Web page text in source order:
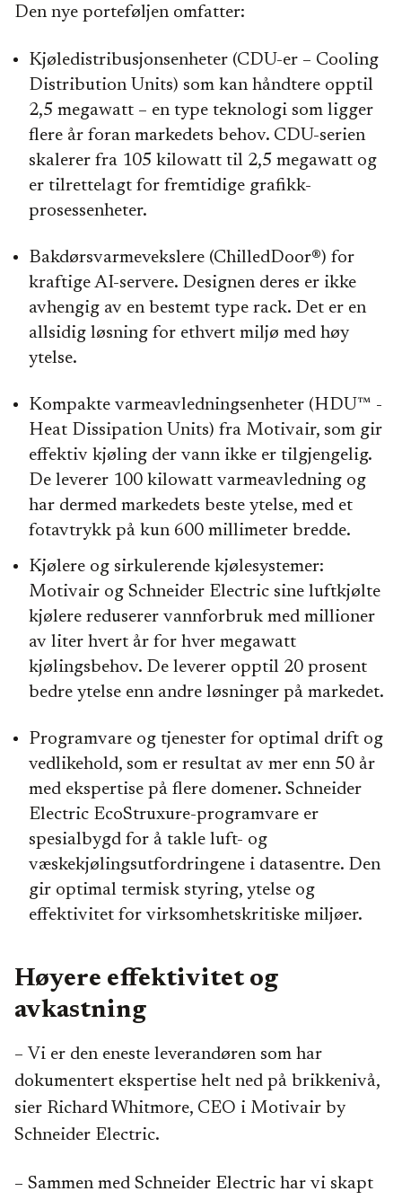
Den nye porteføljen omfatter:
Kjøledistribusjonsenheter (CDU-er – Cooling
Distribution Units) som kan håndtere opptil
2,5 megawatt – en type teknologi som ligger
flere år foran markedets behov. CDU-serien
skalerer fra 105 kilowatt til 2,5 megawatt og
er tilrettelagt for fremtidige grafikk-
prosessenheter.
Bakdørsvarmevekslere (ChilledDoor®) for
kraftige AI-servere. Designen deres er ikke
avhengig av en bestemt type rack. Det er en
allsidig løsning for ethvert miljø med høy
ytelse.
Kompakte varmeavledningsenheter (HDU™ -
Heat Dissipation Units) fra Motivair, som gir
effektiv kjøling der vann ikke er tilgjengelig.
De leverer 100 kilowatt varmeavledning og
har dermed markedets beste ytelse, med et
fotavtrykk på kun 600 millimeter bredde.
Kjølere og sirkulerende kjølesystemer:
Motivair og Schneider Electric sine luftkjølte
kjølere reduserer vannforbruk med millioner
av liter hvert år for hver megawatt
kjølingsbehov. De leverer opptil 20 prosent
bedre ytelse enn andre løsninger på markedet.
Programvare og tjenester for optimal drift og
vedlikehold, som er resultat av mer enn 50 år
med ekspertise på flere domener. Schneider
Electric EcoStruxure-programvare er
spesialbygd for å takle luft- og
væskekjølingsutfordringene i datasentre. Den
gir optimal termisk styring, ytelse og
effektivitet for virksomhetskritiske miljøer.
Høyere effektivitet og
avkastning
– Vi er den eneste leverandøren som har
dokumentert ekspertise helt ned på brikkenivå,
sier Richard Whitmore, CEO i Motivair by
Schneider Electric.
– Sammen med Schneider Electric har vi skapt